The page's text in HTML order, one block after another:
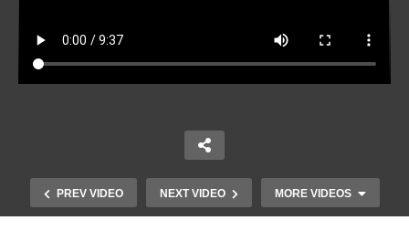
PREV VIDEO NEXT VIDEO MORE VIDEOS